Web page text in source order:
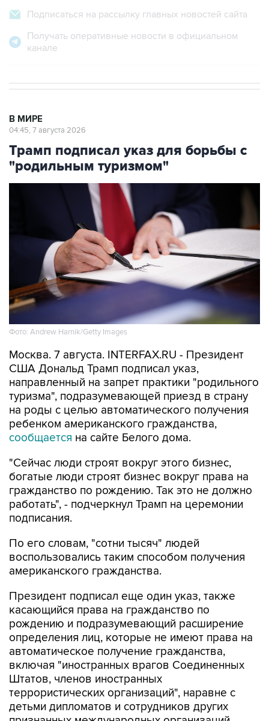
Подписаться на рассылку главных новостей сайта
Получать оперативные новости в официальном
канале
В МИРЕ
04:45, 7 августа 2026
Трамп подписал указ для борьбы с
"родильным туризмом"
Фото: Andrew Harnik/Getty Images
Москва. 7 августа. INTERFAX.RU - Президент
США Дональд Трамп подписал указ,
направленный на запрет практики "родильного
туризма", подразумевающей приезд в страну
на роды с целью автоматического получения
ребенком американского гражданства,
сообщается на сайте Белого дома.
"Сейчас люди строят вокруг этого бизнес,
богатые люди строят бизнес вокруг права на
гражданство по рождению. Так это не должно
работать", - подчеркнул Трамп на церемонии
подписания.
По его словам, "сотни тысяч" людей
воспользовались таким способом получения
американского гражданства.
Президент подписал еще один указ, также
касающийся права на гражданство по
рождению и подразумевающий расширение
определения лиц, которые не имеют права на
автоматическое получение гражданства,
включая "иностранных врагов Соединенных
Штатов, членов иностранных
террористических организаций", наравне с
детьми дипломатов и сотрудников других